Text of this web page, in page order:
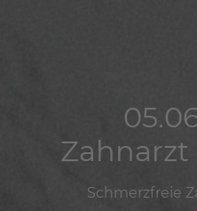
Schmerzfreie
Schmerzfreie
Schmerzfreie